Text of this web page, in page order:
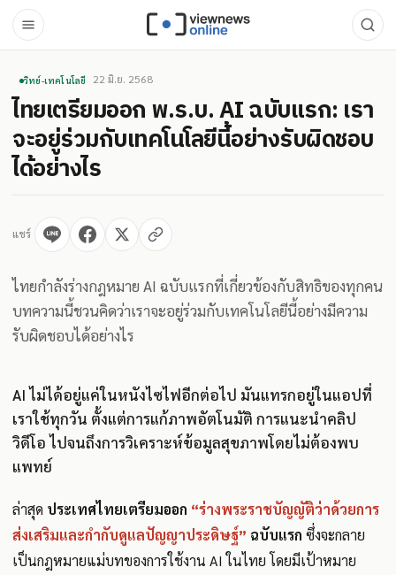
วิทย์-เทคโนโลยี 22 มิ.ย. 2568
ไทยเตรียมออก พ.ร.บ. AI ฉบับแรก: เรา
จะอยู่ร่วมกับเทคโนโลยีนี้อย่างรับผิดชอบ
ได้อย่างไร
แชร์
ไทยกำลังร่างกฎหมาย AI ฉบับแรกที่เกี่ยวข้องกับสิทธิของทุกคน
บทความนี้ชวนคิดว่าเราจะอยู่ร่วมกับเทคโนโลยีนี้อย่างมีความ
รับผิดชอบได้อย่างไร
AI ไม่ได้อยู่แค่ในหนังไซไฟอีกต่อไป มันแทรกอยู่ในแอปที่
เราใช้ทุกวัน ตั้งแต่การแก้ภาพอัตโนมัติ การแนะนำคลิป
วิดีโอ ไปจนถึงการวิเคราะห์ข้อมูลสุขภาพโดยไม่ต้องพบ
แพทย์
ล่าสุด ประเทศไทยเตรียมออก “ร่างพระราชบัญญัติว่าด้วยการ
ส่งเสริมและกำกับดูแลปัญญาประดิษฐ์” ฉบับแรก ซึ่งจะกลาย
เป็นกฎหมายแม่บทของการใช้งาน AI ในไทย โดยมีเป้าหมาย